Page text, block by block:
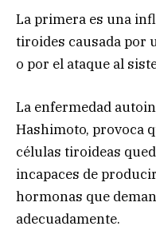
La primera es una
tiroides causada por
o por el ataque al
La enfermedad
Hashimoto, provoca
células tiroideas
incapaces de
hormonas que
adecuadamente.